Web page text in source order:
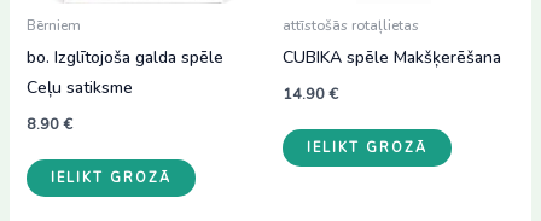
Bērniem
bo. Izglītojoša galda spēle
Ceļu satiksme
8.90€
IELIKT GROZĀ
attīstošās rotaļlietas
CUBIKA spēle Makšķerēšana
14.90€
IELIKT GROZĀ